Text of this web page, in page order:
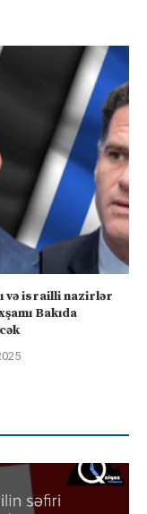
və israilli nazirlər
Bakıda